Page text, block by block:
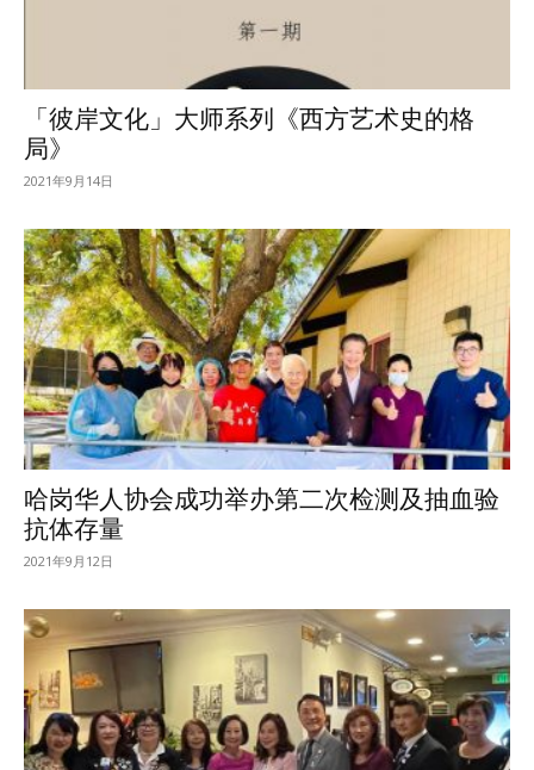
「彼岸文化」大师系列《西方艺术史的格
局》
2021年9月14日
哈岗华人协会成功举办第二次检测及抽血验
抗体存量
2021年9月12日